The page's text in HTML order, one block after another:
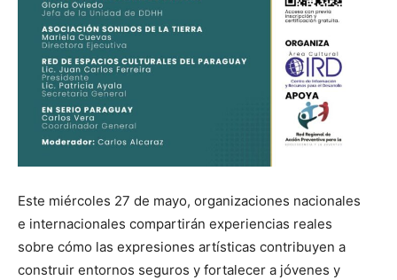
Este miércoles 27 de mayo, organizaciones nacionales
e internacionales compartirán experiencias reales
sobre cómo las expresiones artísticas contribuyen a
construir entornos seguros y fortalecer a jóvenes y